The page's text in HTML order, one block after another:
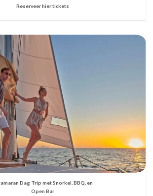
Reserveer hier tickets
Dag Trip met Snorkel, BBQ, en
Open Bar